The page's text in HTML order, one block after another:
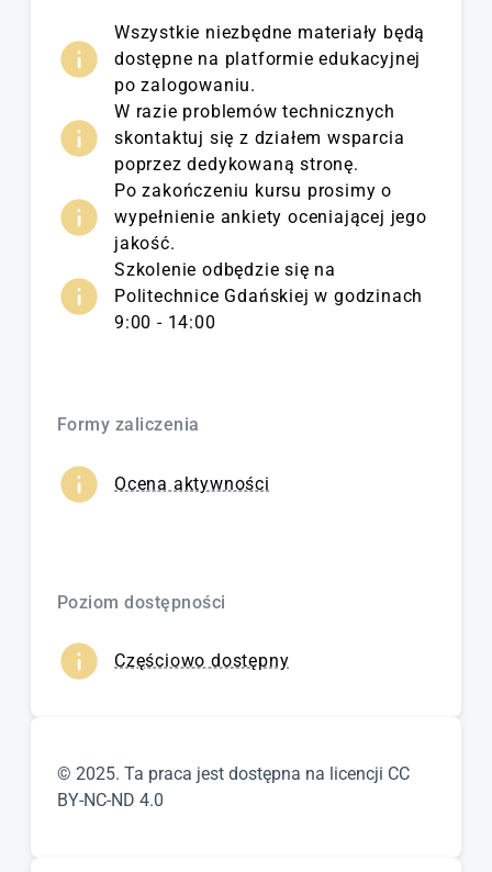
Wszystkie niezbędne materiały będą
dostępne na platformie edukacyjnej
po zalogowaniu.
W razie problemów technicznych
skontaktuj się z działem wsparcia
poprzez dedykowaną stronę.
Po zakończeniu kursu prosimy o
wypełnienie ankiety oceniającej jego
jakość.
Szkolenie odbędzie się na
Politechnice Gdańskiej w godzinach
9:00 - 14:00
Formy zaliczenia
Ocena aktywności
Poziom dostępności
Częściowo dostępny
© 2025. Ta praca jest dostępna na licencji CC
BY-NC-ND 4.0